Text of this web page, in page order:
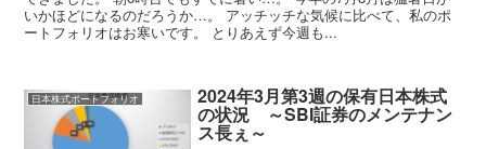
いかほどになるのだろうか…。 アッチッチな気候に比べて、私のポ
ートフォリオはお寒いです。 とりあえず今週も...
日本株式ポートフォリオ 2024年3月第3週の保有日本株式
の状況 ～SBI証券のメンテナン
ス長ぇ～